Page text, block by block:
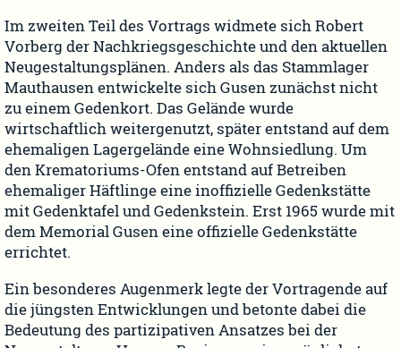
Im zweiten Teil des Vortrags widmete sich Robert
Vorberg der Nachkriegsgeschichte und den aktuellen
Neugestaltungsplänen. Anders als das Stammlager
Mauthausen entwickelte sich Gusen zunächst nicht
zu einem Gedenkort. Das Gelände wurde
wirtschaftlich weitergenutzt, später entstand auf dem
ehemaligen Lagergelände eine Wohnsiedlung. Um
den Krematoriums-Ofen entstand auf Betreiben
ehemaliger Häftlinge eine inoffizielle Gedenkstätte
mit Gedenktafel und Gedenkstein. Erst 1965 wurde mit
dem Memorial Gusen eine offizielle Gedenkstätte
errichtet.
Ein besonderes Augenmerk legte der Vortragende auf
die jüngsten Entwicklungen und betonte dabei die
Bedeutung des partizipativen Ansatzes bei der